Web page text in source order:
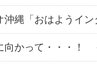
縄「おはようイン
かって・・・！